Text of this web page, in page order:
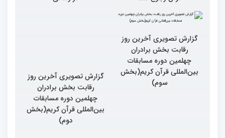
گزارش تصویری آخرین روز
رقابت بخش برادران
گزارش تصویری آخرین روز
رقابت بخش برادران
چهلمین دوره مسابقات
بین‌المللی قرآن کریم(بخش
دوم)